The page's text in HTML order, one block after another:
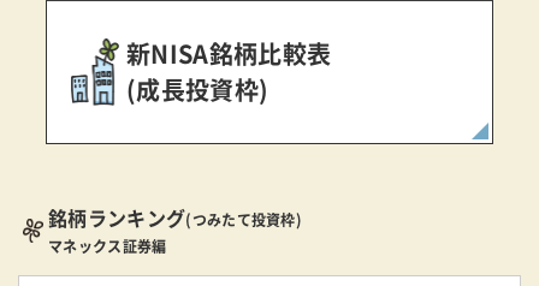
新NISA銘柄比較表
(成長投資枠)
銘柄ランキング(つみたて投資枠)
マネックス証券編